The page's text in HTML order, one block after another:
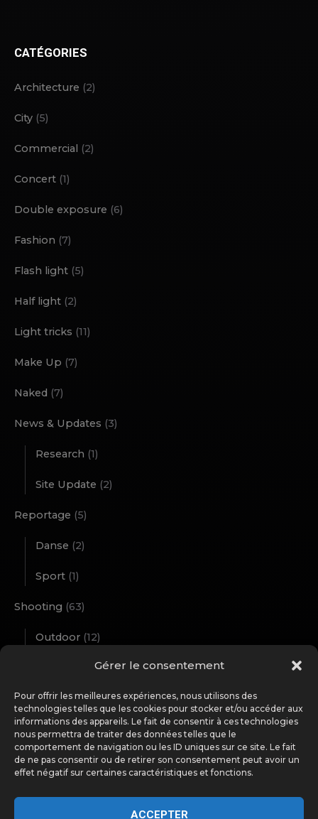
Gérer le consentement
Pour offrir les meilleures expériences, nous utilisons des
technologies telles que les cookies pour stocker et/ou accéder aux
informations des appareils. Le fait de consentir à ces technologies
nous permettra de traiter des données telles que le
comportement de navigation ou les ID uniques sur ce site. Le fait
de ne pas consentir ou de retirer son consentement peut avoir un
effet négatif sur certaines caractéristiques et fonctions.
ACCEPTER
CATÉGORIES
Architecture (2)
City (5)
Commercial (2)
Concert (1)
Double exposure (6)
Fashion (7)
Flash light (5)
Half light (2)
Light tricks (11)
Make Up (7)
Naked (7)
News & Updates (3)
Research (1)
Site Update (2)
Reportage (5)
Danse (2)
Sport (1)
Shooting (63)
Outdoor (12)
Street Art(1)
Travel Notes(11)
Wild Nature(14)